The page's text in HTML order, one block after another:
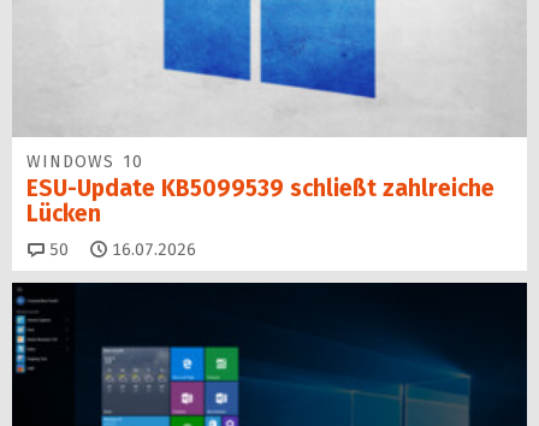
WINDOWS 10
ESU-Update KB5099539 schließt zahlreiche
Lücken
50 Kommentare
16.07.2026